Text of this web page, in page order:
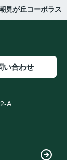
見が丘コーポラス
い合わせ
A